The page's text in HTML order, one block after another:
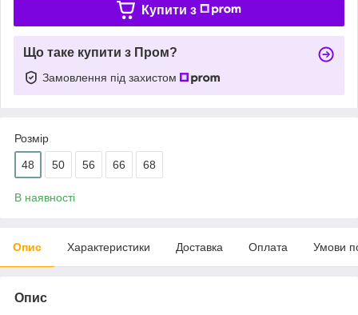
Купити з
Що таке купити з Пром?
Замовлення під захистом
Розмір
48 50 56 66 68
В наявності
Опис Характеристики Доставка Оплата Умови
Опис